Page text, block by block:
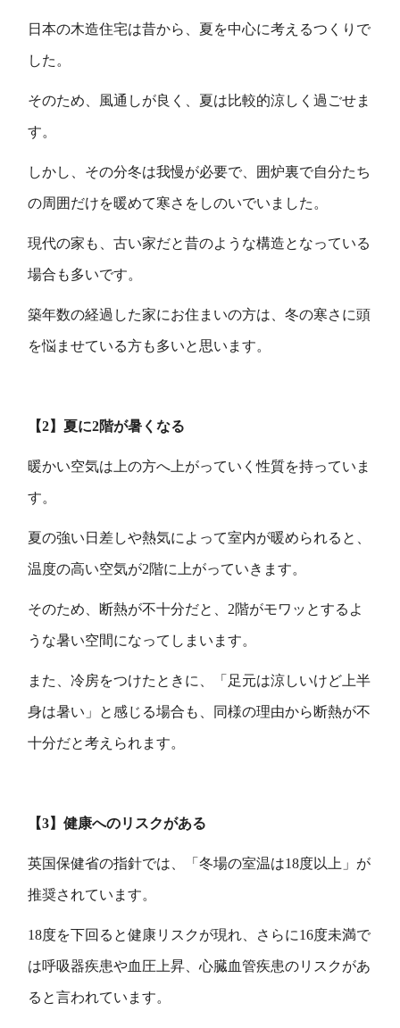
日本の木造住宅は昔から、夏を中心に考えるつくりで
した。
そのため、風通しが良く、夏は比較的涼しく過ごせま
す。
しかし、その分冬は我慢が必要で、囲炉裏で自分たち
の周囲だけを暖めて寒さをしのいでいました。
現代の家も、古い家だと昔のような構造となっている
場合も多いです。
築年数の経過した家にお住まいの方は、冬の寒さに頭
を悩ませている方も多いと思います。
【2】夏に2階が暑くなる
暖かい空気は上の方へ上がっていく性質を持っていま
す。
夏の強い日差しや熱気によって室内が暖められると、
温度の高い空気が2階に上がっていきます。
そのため、断熱が不十分だと、2階がモワッとするよ
うな暑い空間になってしまいます。
また、冷房をつけたときに、「足元は涼しいけど上半
身は暑い」と感じる場合も、同様の理由から断熱が不
十分だと考えられます。
【3】健康へのリスクがある
英国保健省の指針では、「冬場の室温は18度以上」が
推奨されています。
18度を下回ると健康リスクが現れ、さらに16度未満で
は呼吸器疾患や血圧上昇、心臓血管疾患のリスクがあ
ると言われています。